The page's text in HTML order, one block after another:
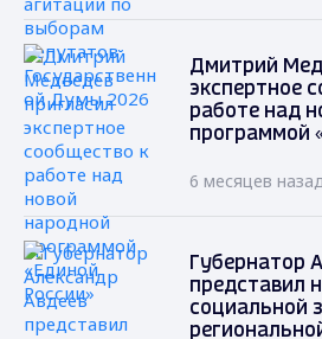
Дмитрий
экспертное
работе над
программой
6 месяцев назад
Губернатор
представил
социальной